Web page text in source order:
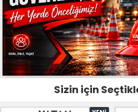
Sizin için